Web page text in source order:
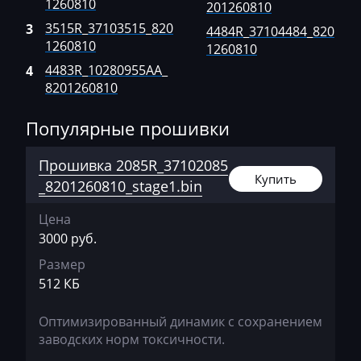
Ausa
AVR
BAIC
Basak
Bauer
Belgee
Bell
BMW
Siemens SID305, 306
Siemens SID310
Siemens Sim32
1260810
3
3515R_37103515_820
1260810
4
4483R_10280955AA_
8201260810
201260810
4484R_37104484_820
1260810
Популярные прошивки
Прошивка 2085R_37102085
_8201260810_stage1.bin
Купить
Цена
3000 руб.
Размер
512 КБ
Оптимизированный динамик с сохранением
заводских норм токсичности.